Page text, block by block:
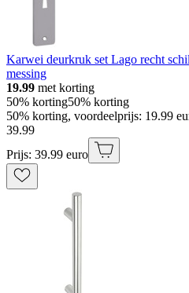
Karwei deurkruk set Lago recht
messing
19.99 met korting
50% korting50% korting
50% korting, voordeelprijs: 19.99
39.99
Prijs: 39.99 euro